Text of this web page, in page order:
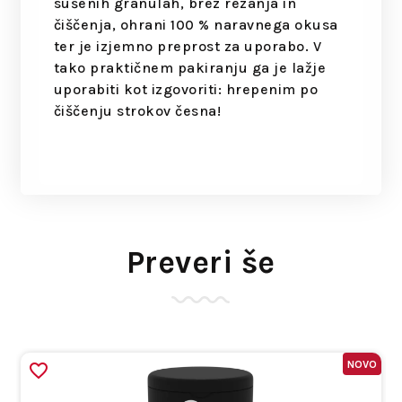
čiščenja, ohrani 100 % naravnega okusa
ter je izjemno preprost za uporabo. V
tako praktičnem pakiranju ga je lažje
uporabiti kot izgovoriti: hrepenim po
čiščenju strokov česna!
Preveri še
NOVO